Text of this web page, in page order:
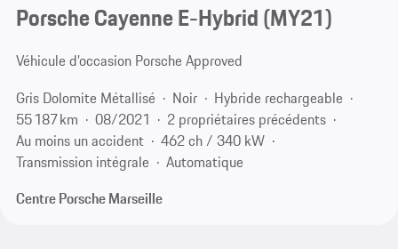
Porsche Cayenne E-Hybrid (MY21)
Véhicule d’occasion Porsche Approved
Gris Dolomite Métallisé
Noir
Hybride rechargeable
55 187 km
08/2021
2 propriétaires précédents
Au moins un accident
462 ch / 340 kW
Transmission intégrale
Automatique
Centre Porsche Marseille